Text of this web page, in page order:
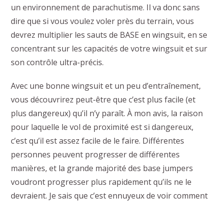
un environnement de parachutisme. Il va donc sans
dire que si vous voulez voler près du terrain, vous
devrez multiplier les sauts de BASE en wingsuit, en se
concentrant sur les capacités de votre wingsuit et sur
son contrôle ultra-précis.
Avec une bonne wingsuit et un peu d’entraînement,
vous découvrirez peut-être que c’est plus facile (et
plus dangereux) qu’il n’y paraît. À mon avis, la raison
pour laquelle le vol de proximité est si dangereux,
c’est qu’il est assez facile de le faire. Différentes
personnes peuvent progresser de différentes
manières, et la grande majorité des base jumpers
voudront progresser plus rapidement qu’ils ne le
devraient. Je sais que c’est ennuyeux de voir comment